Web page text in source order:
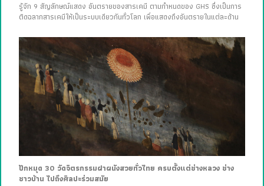
รู้จัก 9 สัญลักษณ์แสดง อันตรายของสารเคมี ตามกำหนดของ GHS ซึ่งเป็นการ
ติดฉลากสารเคมีให้เป็นระบบเดียวกันทั่วโลก เพื่อแสดงถึงอันตรายในแต่ละด้าน
ปักหมุด 30 วัดจิตรกรรมฝาผนังสวยทั่วไทย ครบตั้งแต่ช่างหลวง ช่าง
ชาวบ้าน ไปถึงศิลปะร่วมสมัย